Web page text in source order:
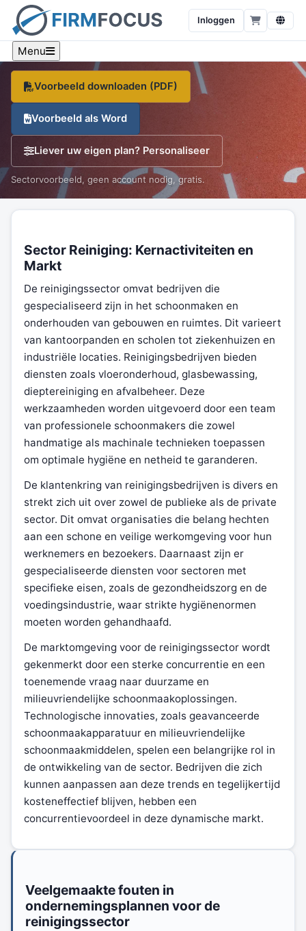
Inloggen
Menu
Ondernemingsplan voor reiniging
Een sector-specifiek voorbeeld, branche-cijfers en een
gratis sjabloon, op één pagina.
Voorbeeld downloaden (PDF)
Voorbeeld als Word
Liever uw eigen plan? Personaliseer
Sectorvoorbeeld, geen account nodig, gratis.
Sector Reiniging: Kernactiviteiten en
Markt
De reinigingssector omvat bedrijven die
gespecialiseerd zijn in het schoonmaken en
onderhouden van gebouwen en ruimtes. Dit varieert
van kantoorpanden en scholen tot ziekenhuizen en
industriële locaties. Reinigingsbedrijven bieden
diensten zoals vloeronderhoud, glasbewassing,
dieptereiniging en afvalbeheer. Deze
werkzaamheden worden uitgevoerd door een team
van professionele schoonmakers die zowel
handmatige als machinale technieken toepassen
om optimale hygiëne en netheid te garanderen.
De klantenkring van reinigingsbedrijven is divers en
strekt zich uit over zowel de publieke als de private
sector. Dit omvat organisaties die belang hechten
aan een schone en veilige werkomgeving voor hun
werknemers en bezoekers. Daarnaast zijn er
gespecialiseerde diensten voor sectoren met
specifieke eisen, zoals de gezondheidszorg en de
voedingsindustrie, waar strikte hygiënenormen
moeten worden gehandhaafd.
De marktomgeving voor de reinigingssector wordt
gekenmerkt door een sterke concurrentie en een
toenemende vraag naar duurzame en
milieuvriendelijke schoonmaakoplossingen.
Technologische innovaties, zoals geavanceerde
schoonmaakapparatuur en milieuvriendelijke
schoonmaakmiddelen, spelen een belangrijke rol in
de ontwikkeling van de sector. Bedrijven die zich
kunnen aanpassen aan deze trends en tegelijkertijd
kosteneffectief blijven, hebben een
concurrentievoordeel in deze dynamische markt.
Veelgemaakte fouten in
ondernemingsplannen voor de
reinigingssector